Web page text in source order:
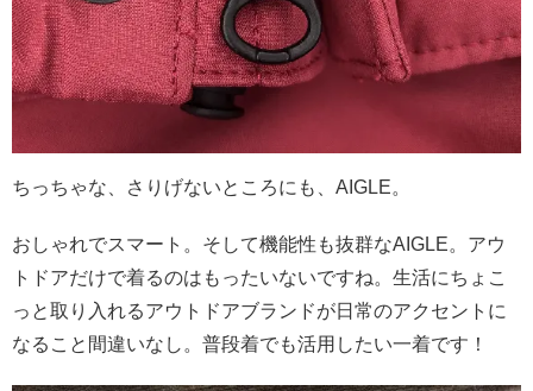
ちっちゃな、さりげないところにも、AIGLE。
おしゃれでスマート。そして機能性も抜群なAIGLE。アウ
トドアだけで着るのはもったいないですね。生活にちょこ
っと取り入れるアウトドアブランドが日常のアクセントに
なること間違いなし。普段着でも活用したい一着です！